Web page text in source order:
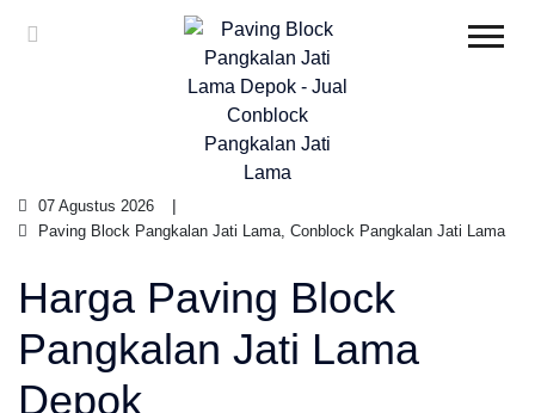
07 Agustus 2026
Paving Block Pangkalan Jati Lama, Conblock Pangkalan Jati Lama
Harga Paving Block
Pangkalan Jati Lama
Depok